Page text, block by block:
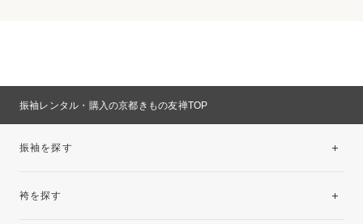
振袖レンタル・購入の京都きもの友禅TOP
振袖を探す
袴を探す